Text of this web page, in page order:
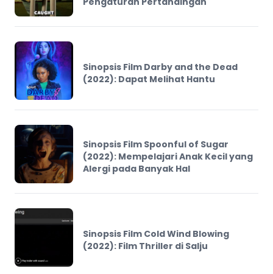
Sinopsis Film Darby and the Dead
(2022): Dapat Melihat Hantu
Sinopsis Film Spoonful of Sugar
(2022): Mempelajari Anak Kecil yang
Alergi pada Banyak Hal
Sinopsis Film Cold Wind Blowing
(2022): Film Thriller di Salju